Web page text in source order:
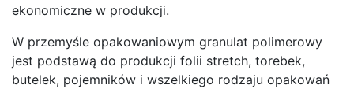
ekonomiczne w produkcji.
W przemyśle opakowaniowym granulat polimerowy
jest podstawą do produkcji folii stretch, torebek,
butelek, pojemników i wszelkiego rodzaju opakowań